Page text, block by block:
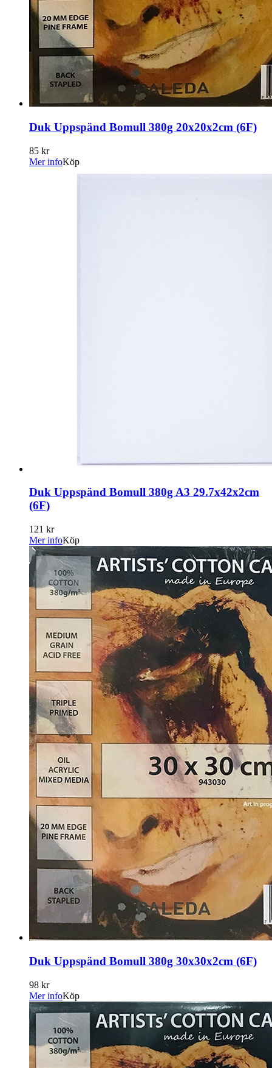
Duk Uppspänd Bomull 380g 20x20x2cm (6F)
85 kr
Mer infoKöp
Duk Uppspänd Bomull 380g A3 29.7x42x2cm
(6F)
121 kr
Mer infoKöp
Duk Uppspänd Bomull 380g 30x30x2cm (6F)
98 kr
Mer infoKöp